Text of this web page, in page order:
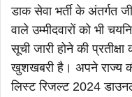
डाक सेवा भर्ती के अंतर्गत
वाले उम्मीदवारों को भी
सूची जारी होने की
खुशखबरी है। अपने राज्य
लिस्ट रिजल्ट 2024